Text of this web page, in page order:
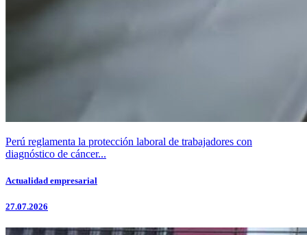
Perú reglamenta la protección laboral de trabajadores con
diagnóstico de cáncer...
Actualidad empresarial
27.07.2026